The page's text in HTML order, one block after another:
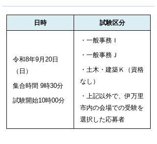
日時 試験区分
令和8年9月20日
（日）
集合時間 9時30分
試験開始10時00分
・一般事務Ｉ
・一般事務Ｊ
・土木・建築Ｋ（ 資格
なし）
・上記以外で、伊万里
市内の会場での受験を
選択した応募者